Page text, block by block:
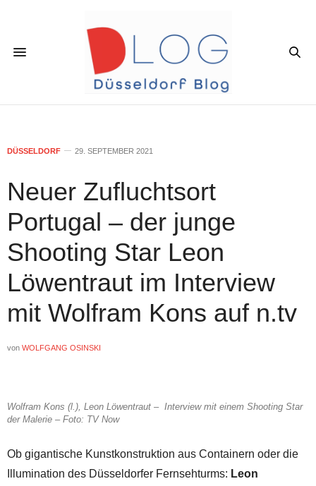
DÜSSELDORF 29. SEPTEMBER 2021
Neuer Zufluchtsort
Portugal – der junge
Shooting Star Leon
Löwentraut im Interview
mit Wolfram Kons auf n.tv
von WOLFGANG OSINSKI
Wolfram Kons (l.), Leon Löwentraut – Interview mit einem Shooting Star
der Malerie – Foto: TV Now
Ob gigantische Kunstkonstruktion aus Containern oder die
Illumination des Düsseldorfer Fernsehturms: Leon